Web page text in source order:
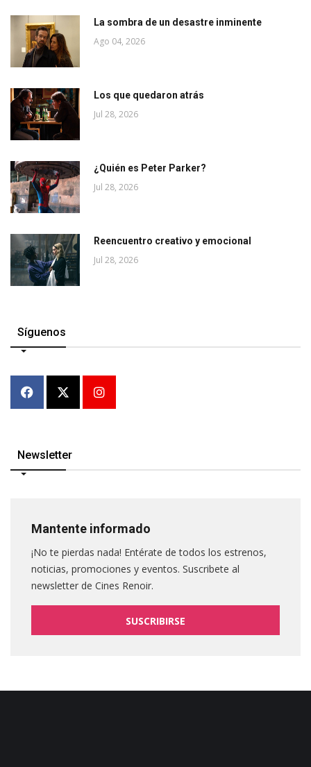
La sombra de un desastre inminente
Ago 04, 2026
Los que quedaron atrás
Jul 28, 2026
¿Quién es Peter Parker?
Jul 28, 2026
Reencuentro creativo y emocional
Jul 28, 2026
Síguenos
Newsletter
Mantente informado
¡No te pierdas nada! Entérate de todos los estrenos,
noticias, promociones y eventos. Suscribete al
newsletter de Cines Renoir.
SUSCRIBIRSE